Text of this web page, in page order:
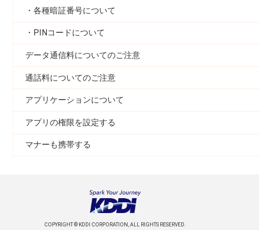
各種暗証番号について
PINコードについて
データ通信料についてのご注意
通話料についてのご注意
アプリケーションについて
アプリの権限を設定する
マナーも携帯する
COPYRIGHT © KDDI CORPORATION, ALL RIGHTS RESERVED.